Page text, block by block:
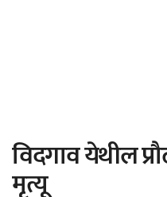
विदगाव येथील
मृत्यू